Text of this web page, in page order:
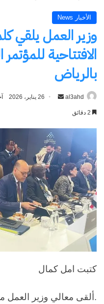
الأخبار News
وزير العمل يلقي
الافتتاحية
بالرياض
al3ahd
أرسل 26 يناير، 2026
كتبت امل كمال
.ألقى معالي وزير العمل